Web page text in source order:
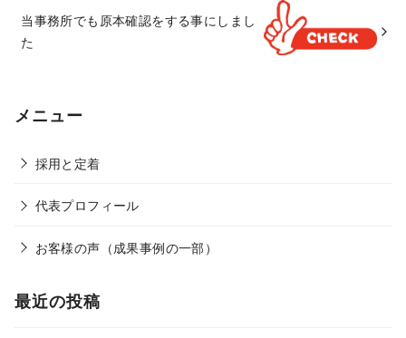
当事務所でも原本確認をする事にしまし
た
メニュー
採用と定着
代表プロフィール
お客様の声（成果事例の一部）
最近の投稿